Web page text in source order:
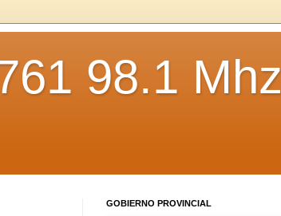
98.1 Mhz
GOBIERNO PROVINCIAL